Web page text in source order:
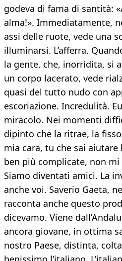
godeva di fama di santità:
alma!». Immediatamente,
assi delle ruote, vede una
illuminarsi. L’afferra.
la gente, che, inorridita, si
un corpo lacerato, vede
quasi del tutto nudo con
escoriazione. Incredulità.
miracolo. Nei momenti
dipinto che la ritrae, la
mia cara, tu che sai
ben più complicate, non mi
Siamo diventati amici. La
anche voi. Saverio Gaeta,
racconta anche questo
dicevamo. Viene
ancora giovane, in ottima
nostro Paese, distinta,